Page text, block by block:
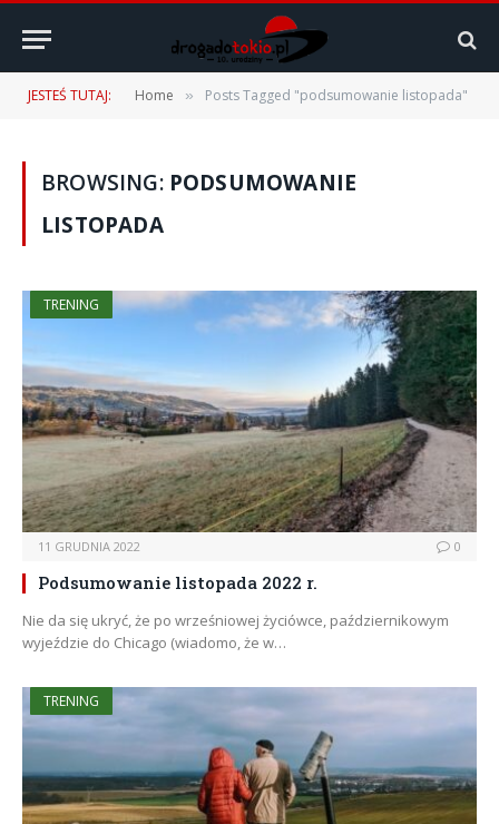
JESTEŚ TUTAJ: Home » Posts Tagged "podsumowanie listopada"
BROWSING: PODSUMOWANIE
LISTOPADA
TRENING
11 GRUDNIA 2022 0
Podsumowanie listopada 2022 r.
Nie da się ukryć, że po wrześniowej życiówce, październikowym
wyjeździe do Chicago (wiadomo, że w…
TRENING